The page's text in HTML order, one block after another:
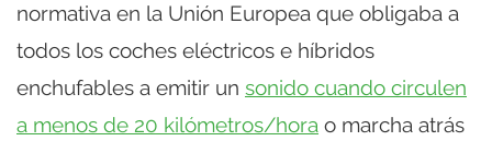
normativa en la Unión Europea que obligaba a
todos los coches eléctricos e híbridos
enchufables a emitir un sonido cuando circulen
a menos de 20 kilómetros/hora o marcha atrás